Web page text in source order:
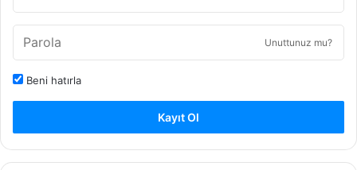
Unuttunuz mu?
Beni hatırla
Kayıt Ol